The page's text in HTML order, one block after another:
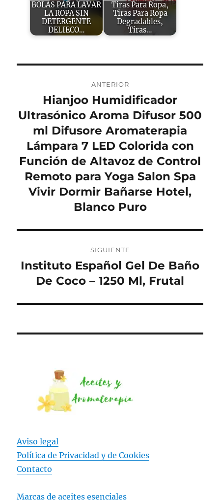
BOLAS PARA LAVAR
LA ROPA SIN
DETERGENTE
DELIECO…
Tiras Para Ropa,
Tiras Para Ropa
Degradables,
Tiras…
entradas
ANTERIOR
Entrada
anterior:
Hianjoo Humidificador
Ultrasónico Aroma Difusor 500
ml Difusore Aromaterapia
Lámpara 7 LED Colorida con
Función de Altavoz de Control
Remoto para Yoga Salon Spa
Vivir Dormir Bañarse Hotel,
Blanco Puro
SIGUIENTE
Entrada
siguiente:
Instituto Español Gel De Baño
De Coco – 1250 Ml, Frutal
Aviso legal
Política de Privacidad yde Cookies
Contacto
Marcas de aceites esenciales